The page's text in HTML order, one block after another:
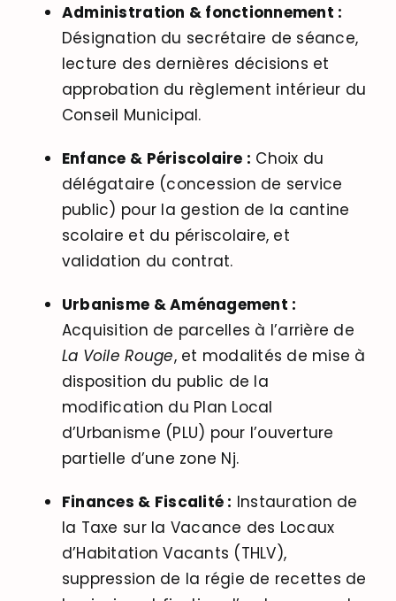
Administration & fonctionnement :
Désignation du secrétaire de séance,
lecture des dernières décisions et
approbation du règlement intérieur du
Conseil Municipal.
Enfance & Périscolaire : Choix du
délégataire (concession de service
public) pour la gestion de la cantine
scolaire et du périscolaire, et
validation du contrat.
Urbanisme & Aménagement :
Acquisition de parcelles à l’arrière de
La Voile Rouge, et modalités de mise à
disposition du public de la
modification du Plan Local
d’Urbanisme (PLU) pour l’ouverture
partielle d’une zone Nj.
Finances & Fiscalité : Instauration de
la Taxe sur la Vacance des Locaux
d’Habitation Vacants (THLV),
suppression de la régie de recettes de